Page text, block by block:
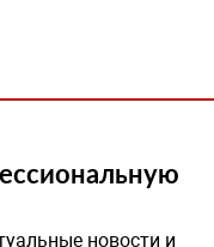
новости и